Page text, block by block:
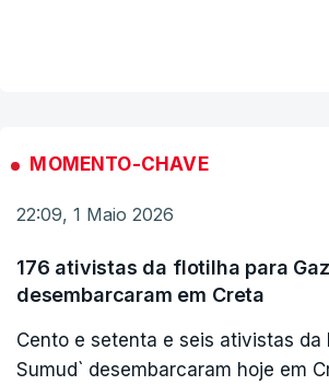
à chegada a Toronto, porque o
Revolução, braço armado
islâmica, sendo que Mehdi Taj é
elemento da Guarda. Contudo, os
convidados a reunir-se com a
posteriormente.
MOMENTO-CHAVE
22:09, 1 Maio 2026
176 ativistas da flotilha para
desembarcaram em Creta
Cento e setenta e seis ativistas da
Sumud` desembarcaram hoje em